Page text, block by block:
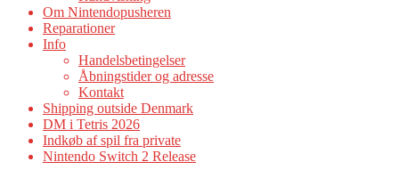
Om Nintendopusheren
Reparationer
Info
Handelsbetingelser
Åbningstider og adresse
Kontakt
Shipping outside Denmark
DM i Tetris 2026
Indkøb af spil fra private
Nintendo Switch 2 Release